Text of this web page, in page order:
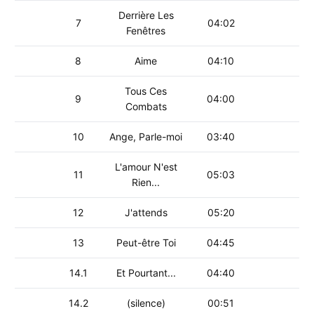
7
Derrière Les
Fenêtres
04:02
8 Aime 04:10
9
Tous Ces
Combats
04:00
10 Ange, Parle-moi 03:40
11
L'amour N'est
Rien...
05:03
12 J'attends 05:20
13 Peut-être Toi 04:45
14.1 Et Pourtant... 04:40
14.2 (silence) 00:51